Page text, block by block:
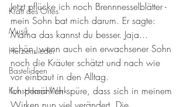
Kraft des Ortes
Musik
Herzenslieder
Bastelideen
Kunst-Hand-Werk
Jetzt pflücke ich noch Brennnesselblätter -
mein Sohn bat mich darum. Er sagte:
Mama das kannst du besser. Jaja...
schön, wenn auch ein erwachsener Sohn
noch die Kräuter schätzt und nach wie
vor einbaut in den Alltag.
Ich persönlich spüre, dass sich in meinem